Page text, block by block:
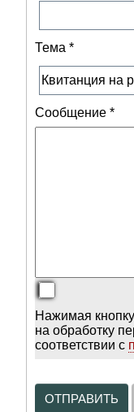
Тема *
Сообщение *
Нажимая
на обработку
соответствии с
ОТПРАВИТЬ